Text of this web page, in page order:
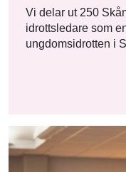
Vi delar ut 250
idrottsledare som
ungdomsidrotten i